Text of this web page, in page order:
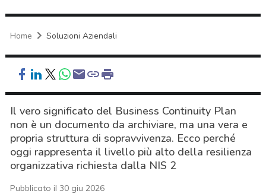
Home Soluzioni Aziendali
Il vero significato del Business Continuity Plan
non è un documento da archiviare, ma una vera e
propria struttura di sopravvivenza. Ecco perché
oggi rappresenta il livello più alto della resilienza
organizzativa richiesta dalla NIS 2
Pubblicato il 30 giu 2026